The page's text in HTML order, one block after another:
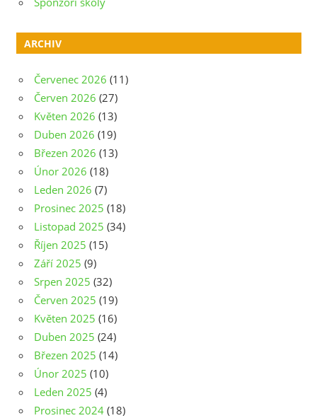
ARCHIV
Červenec 2026 (11)
Červen 2026 (27)
Květen 2026 (13)
Duben 2026 (19)
Březen 2026 (13)
Únor 2026 (18)
Leden 2026 (7)
Prosinec 2025 (18)
Listopad 2025 (34)
Říjen 2025 (15)
Září 2025 (9)
Srpen 2025 (32)
Červen 2025 (19)
Květen 2025 (16)
Duben 2025 (24)
Březen 2025 (14)
Únor 2025 (10)
Leden 2025 (4)
Prosinec 2024 (18)